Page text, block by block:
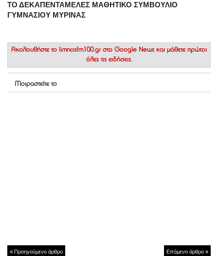
ΤΟ ΔΕΚΑΠΕΝΤΑΜΕΛΕΣ ΜΑΘΗΤΙΚΟ ΣΥΜΒΟΥΛΙΟ
ΓΥΜΝΑΣΙΟΥ ΜΥΡΙΝΑΣ
Ακολουθήστε το limnosfm100.gr στο Google News και μάθετε πρώτοι
όλες τις ειδήσεις.
Μοιραστείτε το
Προηγούμενο άρθρο Επόμενο άρθρο